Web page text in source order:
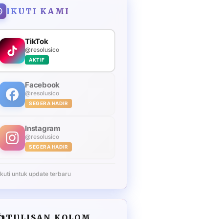
IKUTI KAMI
TikTok
@resolusico
AKTIF
Facebook
@resolusico
SEGERA HADIR
Instagram
@resolusico
SEGERA HADIR
untuk update terbaru